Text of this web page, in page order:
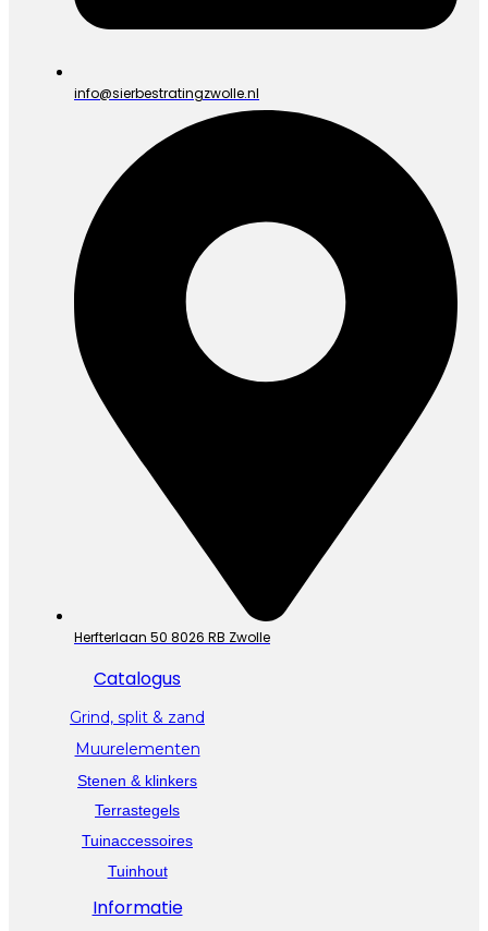
info@sierbestratingzwolle.nl
Herfterlaan 50 8026 RB Zwolle
Catalogus
Grind, split & zand
Muurelementen
Stenen & klinkers
Terrastegels
Tuinaccessoires
Tuinhout
Informatie